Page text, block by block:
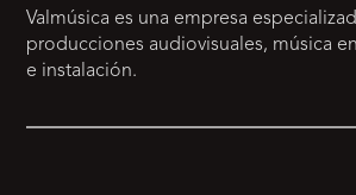
Valmúsica es una empresa
producciones audiovisuales, música
e instalación.